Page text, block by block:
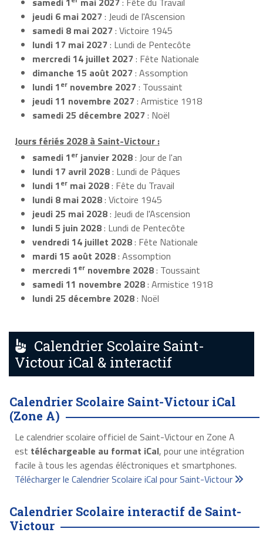
jeudi 6 mai 2027: Jeudi de l'Ascension
samedi 8 mai 2027: Victoire 1945
lundi 17 mai 2027: Lundi de Pentecôte
mercredi 14 juillet 2027: Fête Nationale
dimanche 15 août 2027: Assomption
lundi 1er novembre 2027: Toussaint
jeudi 11 novembre 2027: Armistice 1918
samedi 25 décembre 2027: Noël
Jours fériés 2028 à Saint-Victour :
samedi 1er janvier 2028: Jour de l'an
lundi 17 avril 2028: Lundi de Pâques
lundi 1er mai 2028: Fête du Travail
lundi 8 mai 2028: Victoire 1945
jeudi 25 mai 2028: Jeudi de l'Ascension
lundi 5 juin 2028: Lundi de Pentecôte
vendredi 14 juillet 2028: Fête Nationale
mardi 15 août 2028: Assomption
mercredi 1er novembre 2028: Toussaint
samedi 11 novembre 2028: Armistice 1918
lundi 25 décembre 2028: Noël
Calendrier Scolaire Saint-
Victour iCal & interactif
Calendrier Scolaire Saint-Victour iCal
(Zone A)
Le calendrier scolaire officiel de Saint-Victour en Zone A
est téléchargeable au format iCal, pour une intégration
facile à tous les agendas éléctroniques et smartphones.
Télécharger le Calendrier Scolaire iCal pour Saint-Victour
Calendrier Scolaire interactif de Saint-
Victour